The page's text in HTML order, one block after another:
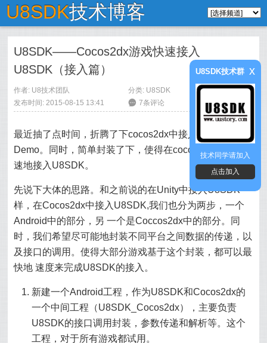
U8SDK技术博客
U8SDK——Cocos2dx游戏快速接入
U8SDK（接入篇）
作者: U8技术团队 分类: U8SDK
发布时间: 2015-08-15 13:41
6 7条评论
最近抽了点时间，折腾了下cocos2dx中接入U8SDK的
Demo。同时，简单封装了下，使得在cocos2dx中能够快
速地接入U8SDK。
先说下大体的思路。和之前说的在Unity中接入U8SDK一
样，在Cocos2dx中接入U8SDK,我们也分为两步，一个
Android中的部分，另 一个是Coccos2dx中的部分。同
时，我们希望尽可能地封装不同平台之间数据的传递，以
及接口的调用。使得大部分游戏基于这个封装，都可以最
快地 速度来完成U8SDK的接入。
新建一个Android工程，作为U8SDK和Cocos2dx的
一个中间工程（U8SDK_Cocos2dx），主要负责
U8SDK的接口调用封装，参数传递和解析等。这个
工程，对于所有游戏都试用。
U8SDK技术群 x
技术同学请加入
点击加入